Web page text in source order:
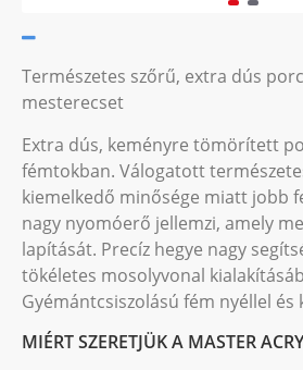
Természetes szőrű, extra dús
mesterecset
Extra dús, keményre tömörített
fémtokban. Válogatott
kiemelkedő minősége miatt jobb
nagy nyomóerő jellemzi, amely
lapítását. Precíz hegye nagy
tökéletes mosolyvonal
Gyémántcsiszolású fém nyéllel és
MIÉRT SZERETJÜK A MASTER